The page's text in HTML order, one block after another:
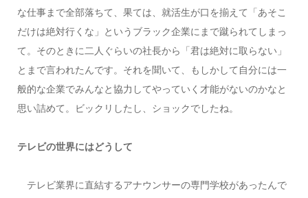
な仕事まで全部落ちて、果ては、就活生が口を揃えて「あそこ
だけは絶対行くな」というブラック企業にまで蹴られてしまっ
て。そのときに二人ぐらいの社長から「君は絶対に取らない」
とまで言われたんです。それを聞いて、もしかして自分には一
般的な企業でみんなと協力してやっていく才能がないのかなと
思い詰めて。ビックリしたし、ショックでしたね。
テレビの世界にはどうして
テレビ業界に直結するアナウンサーの専門学校があったんで